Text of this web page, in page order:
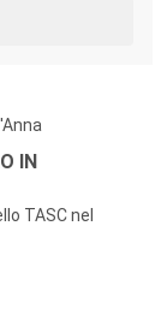
i problemi
IN
TASC nel